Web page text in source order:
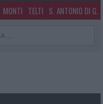
MONTI TELTI S. ANTONIO DI G.